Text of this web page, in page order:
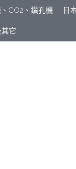
電動工具 變頻
氣動工具